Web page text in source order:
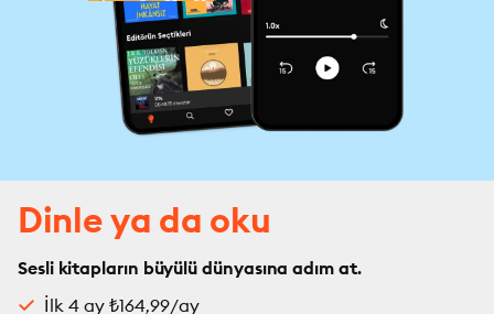
Dinle ya da oku
Sesli kitapların büyülü dünyasına adım at.
İlk 4 ay ₺164,99/ay